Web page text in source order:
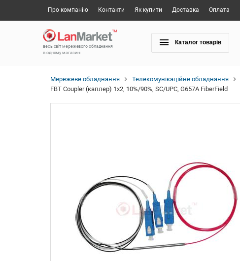
Про компанію Контакти Як купити Доставка Оплата
весь світ мережевого обладнання
в одному магазині
Каталог товарів
Мережеве обладнання Телекомунікаційне обладнання
FBT Coupler (каплер) 1x2, 10%/90%, SC/UPC, G657A FiberField